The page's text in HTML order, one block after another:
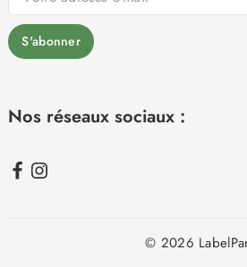
Nos réseaux sociaux :
© 2026